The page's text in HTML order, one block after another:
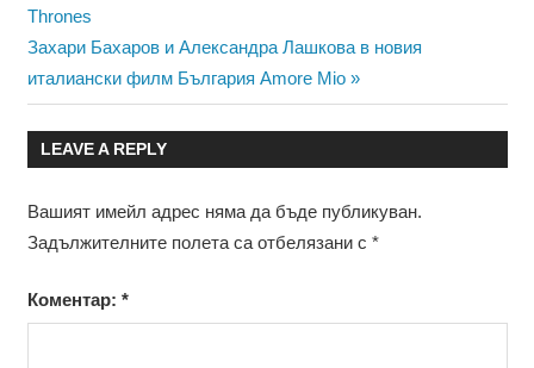
Post:
Thrones
Next
Post:
Захари Бахаров и Александра Лашкова в новия
италиански филм България Amore Mio
LEAVE A REPLY
Вашият имейл адрес няма да бъде публикуван.
Задължителните полета са отбелязани с *
Коментар: *